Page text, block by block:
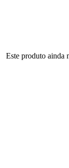
Este produto ainda